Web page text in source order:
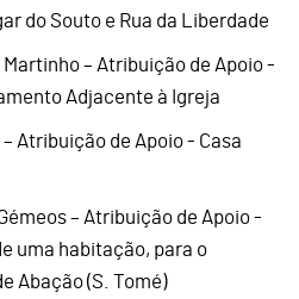
do Souto e Rua da Liberdade
– Atribuição de Apoio -
Adjacente à Igreja
Atribuição de Apoio - Casa
– Atribuição de Apoio -
uma habitação, para o
Abação (S. Tomé)